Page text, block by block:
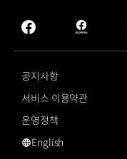
facebook
hmg
journal
공지사항
서비스 이용약관
운영정책
영문 사이트로 이동
English